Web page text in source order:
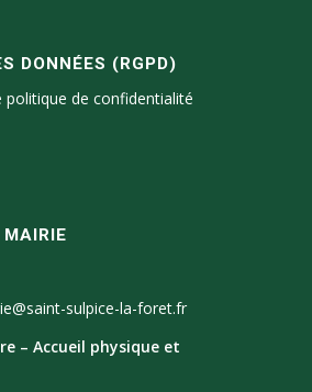
DONNÉES (RGPD)
politique de confidentialité
sulpice-la-foret.fr
– Accueil physique et